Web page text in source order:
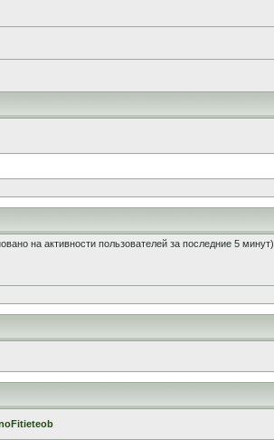
на активности пользователей за последние 5 минут)